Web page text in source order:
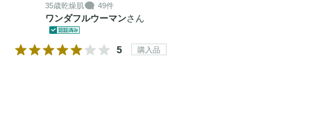
35歳乾燥肌 49件
ワンダフルウーマンさん
5 購入品